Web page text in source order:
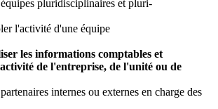
pluridisciplinaires et pluri-
l'activité d'une équipe
les informations comptables et
de l'entreprise, de l'unité ou de
internes ou externes en charge des